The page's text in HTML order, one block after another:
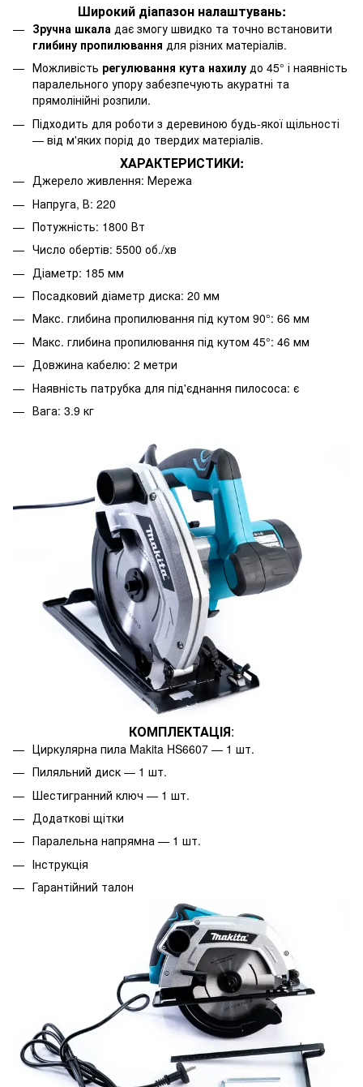
Широкий діапазон налаштувань:
Зручна шкала дає змогу швидко та точно встановити
глибину пропилювання для різних матеріалів.
Можливість регулювання кута нахилу до 45° і наявність
паралельного упору забезпечують акуратні та
прямолінійні розпили.
Підходить для роботи з деревиною будь-якої щільності
— від м'яких порід до твердих матеріалів.
ХАРАКТЕРИСТИКИ:
Джерело живлення: Мережа
Напруга, В: 220
Потужність: 1800 Вт
Число обертів: 5500 об./хв
Діаметр: 185 мм
Посадковий діаметр диска: 20 мм
Макс. глибина пропилювання під кутом 90°: 66 мм
Макс. глибина пропилювання під кутом 45°: 46 мм
Довжина кабелю: 2 метри
Наявність патрубка для під'єднання пилососа: є
Вага: 3.9 кг
КОМПЛЕКТАЦІЯ:
Циркулярна пила Makita HS6607 — 1 шт.
Пиляльний диск — 1 шт.
Шестигранний ключ — 1 шт.
Додаткові щітки
Паралельна напрямна — 1 шт.
Інструкція
Гарантійний талон